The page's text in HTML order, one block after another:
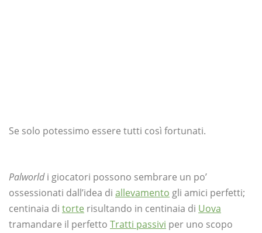
Se solo potessimo essere tutti così fortunati.
Palworldi giocatori possono sembrare un po’
ossessionati dall’idea di allevamento gli amici perfetti;
centinaia di torte risultando in centinaia di Uova
tramandare il perfetto Tratti passivi per uno scopo